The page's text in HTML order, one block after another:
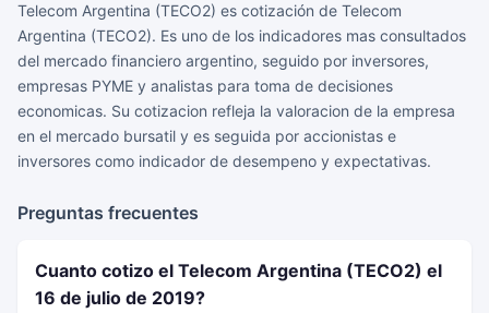
Telecom Argentina (TECO2) es cotización de Telecom
Argentina (TECO2). Es uno de los indicadores mas consultados
del mercado financiero argentino, seguido por inversores,
empresas PYME y analistas para toma de decisiones
economicas. Su cotizacion refleja la valoracion de la empresa
en el mercado bursatil y es seguida por accionistas e
inversores como indicador de desempeno y expectativas.
Preguntas frecuentes
Cuanto cotizo el Telecom Argentina (TECO2) el
16 de julio de 2019?